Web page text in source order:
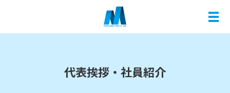
メ
代表挨拶・社員紹介